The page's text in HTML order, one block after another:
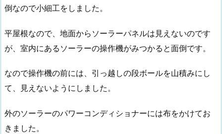
倒なので小細工をしました。
平屋根なので、地面からソーラーパネルは見えないのです
が、室内にあるソーラーの操作機がみつかると面倒です。
なので操作機の前には、引っ越しの段ボールを山積みにし
て、見えないようにしました。
外のソーラーのパワーコンディショナーには布をかけてお
きました。